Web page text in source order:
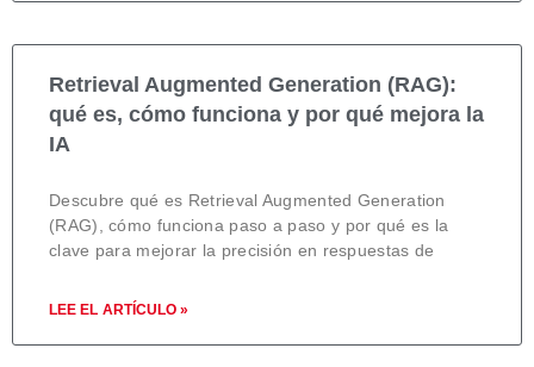
Retrieval Augmented Generation (RAG):
qué es, cómo funciona y por qué mejora la
IA
Descubre qué es Retrieval Augmented Generation
(RAG), cómo funciona paso a paso y por qué es la
clave para mejorar la precisión en respuestas de
LEE EL ARTÍCULO »